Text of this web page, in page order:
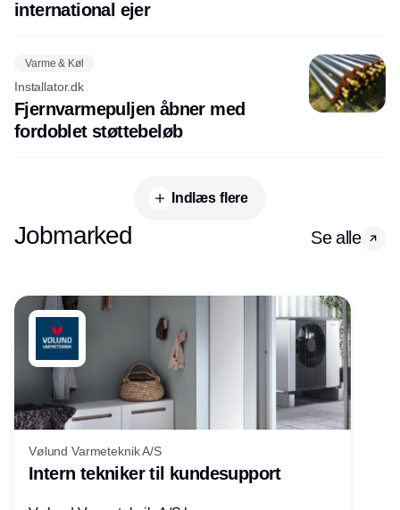
international ejer
Varme & Køl
Installator.dk
Fjernvarmepuljen åbner med
fordoblet støttebeløb
Indlæs flere
Jobmarked Se alle
Vølund Varmeteknik A/S
Intern tekniker til kundesupport